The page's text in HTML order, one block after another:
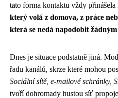
tato forma kontaktu vždy
který volá z domova, z práce
která se nedá napodobit
Dnes je situace podstatně jiná.
řadu kanálů, skrze které mohou
Sociální sítě, e-mailové schránky,
tvoří dohromady hustou síť